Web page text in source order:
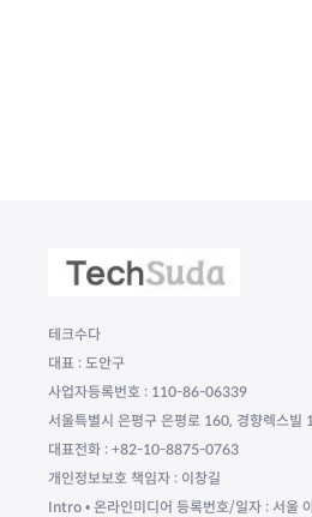
테크수다
대표 : 도안구
사업자등록번호 : 110-86-06339
서울특별시 은평구 은평로 160, 경향렉스빌
대표전화 : +82-10-8875-0763
개인정보보호 책임자 : 이창길
Intro • 온라인미디어 등록번호/일자 : 서울